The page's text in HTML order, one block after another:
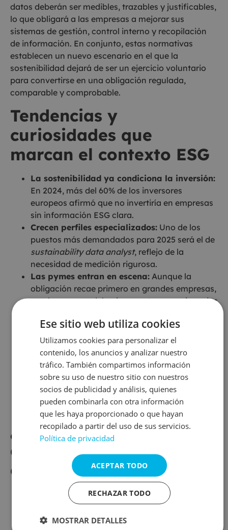
datos deberán ser medibles, trazables y justificables,
lo que obligará a las empresas a mejorar sus
sistemas de gestión, control interno y recopilación
de información. En conjunto, estas normativas
establecen un nuevo escenario en el que la
sostenibilidad dejará de ser un ejercicio voluntario
para convertirse en una obligación regulada,
comparable y comprobable.
Tendencias y
curiosidades que
marcan el contexto ESG
La sostenibilidad ya condiciona la inversión:
En 2024, más del 60% de los inversores
europeos afirmó que no invertiría en empresas
sin información ESG clara.
Crecen perfiles especializados: Uno de los
puestos más demandados para 2025 será el de
sustainability data analyst, reflejo de la
necesidad de medición rigurosa.
Las pymes entran en escena: Aunque la
obligación recae primero en grandes empresas,
muchas pymes deberán reportar por exigencias
La doble materialidad cambia las reglas del
juego:Las compañías deben analizar no solo
cómo les afecta el clima, sino cómo afectan
ellas al planeta y a la sociedad.
La verificación externa será clave:2026 será
el primer año en que muchas empresas deban
auditar su información ESG igual que sus datos
financieros.
¿Qué deben tener en
cuenta las
organizaciones en 2026?
Normativas más estrictas:La CSRD y los
ESRS exigirán informes detallados,
comparables y auditables.
Ese sitio web utiliza cookies
Utilizamos cookies para personalizar el
contenido, los anuncios y analizar nuestro
tráfico. También compartimos información
sobre su uso de nuestro sitio con nuestros
socios de publicidad y análisis, quienes
pueden combinarla con otra información
que les haya proporcionado o que hayan
recopilado a partir del uso de sus servicios.
Política de privacidad
ACEPTAR TODO
RECHAZAR TODO
MOSTRAR DETALLES